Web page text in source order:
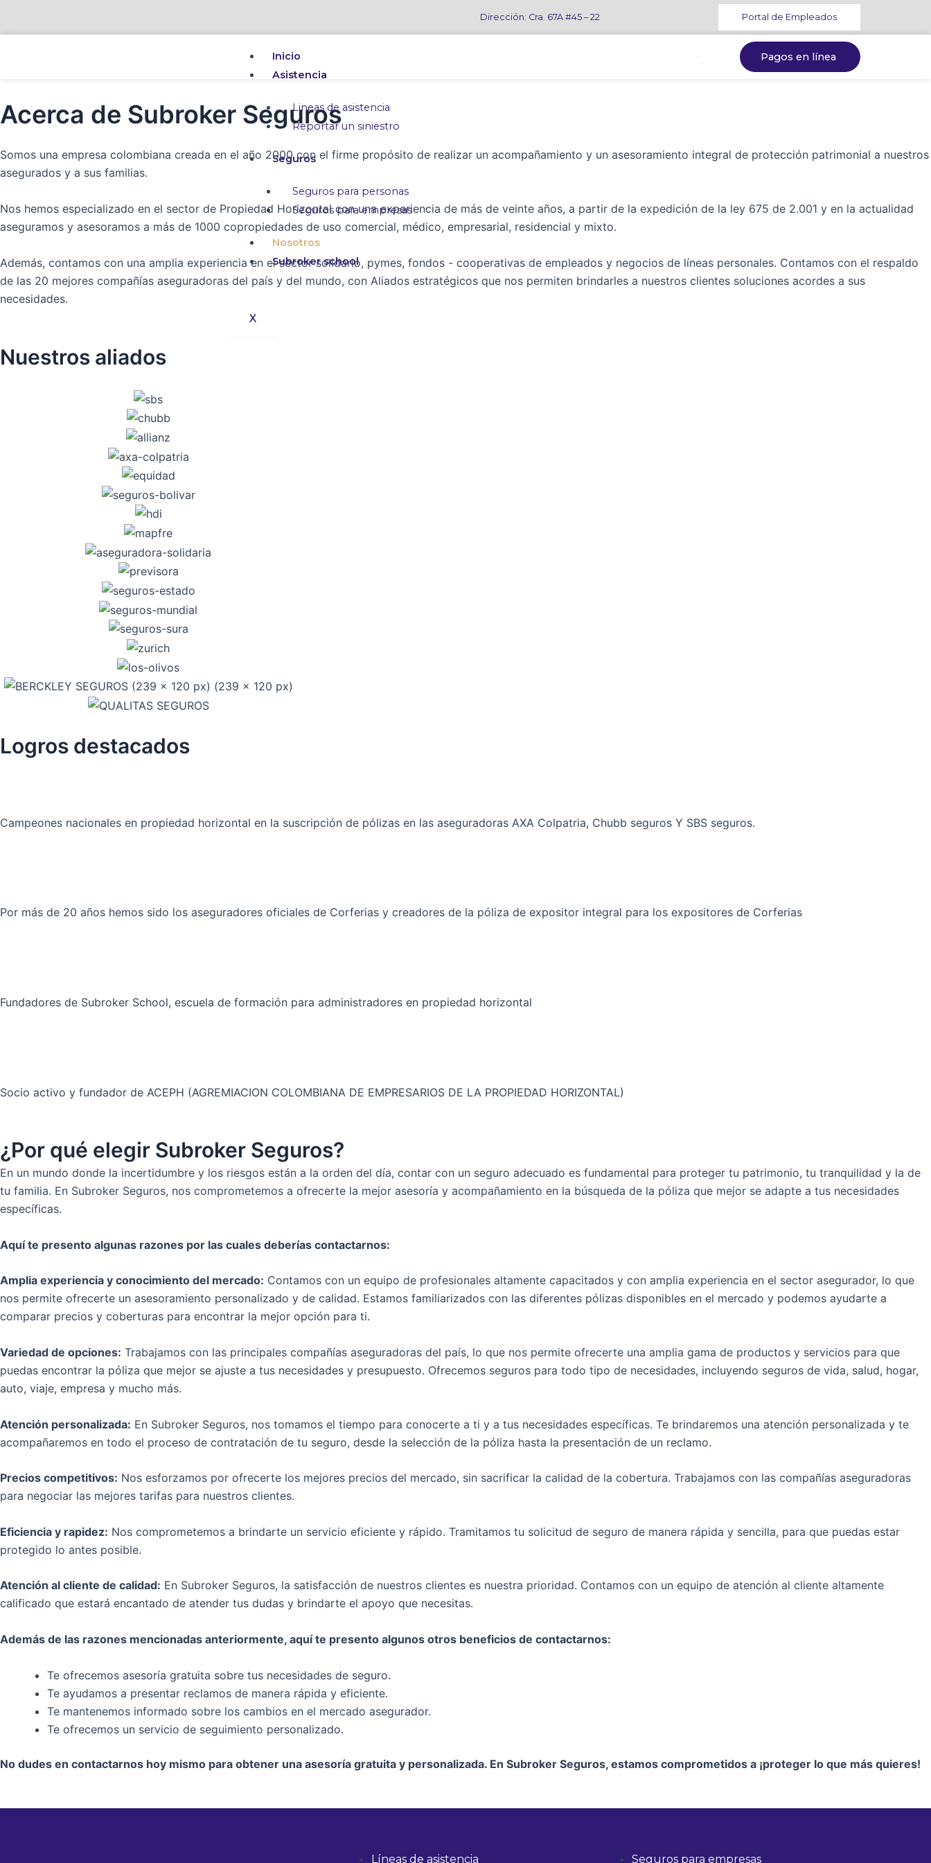
Dirección: Cra. 67A #45 – 22 Portal de Empleados
Inicio
Asistencia
Lineas de asistencia
Reportar un siniestro
Seguros
Seguros para personas
Seguros para empresas
Nosotros
Subroker school
X
Pagos en línea
Acerca de Subroker Seguros
Somos una empresa colombiana creada en el año 2000 con el firme propósito de realizar un acompañamiento y un asesoramiento integral de protección patrimonial a nuestros
asegurados y a sus familias.
Nos hemos especializado en el sector de Propiedad Horizontal con una experiencia de más de veinte años, a partir de la expedición de la ley 675 de 2.001 y en la actualidad
aseguramos y asesoramos a más de 1000 copropiedades de uso comercial, médico, empresarial, residencial y mixto.
Además, contamos con una amplia experiencia en el sector solidario, pymes, fondos - cooperativas de empleados y negocios de líneas personales. Contamos con el respaldo
de las 20 mejores compañías aseguradoras del país y del mundo, con Aliados estratégicos que nos permiten brindarles a nuestros clientes soluciones acordes a sus
necesidades.
Nuestros aliados
Logros destacados
Campeones nacionales en propiedad horizontal en la suscripción de pólizas en las aseguradoras AXA Colpatria, Chubb seguros Y SBS seguros.
Por más de 20 años hemos sido los aseguradores oficiales de Corferias y creadores de la póliza de expositor integral para los expositores de Corferias
Fundadores de Subroker School, escuela de formación para administradores en propiedad horizontal
Socio activo y fundador de ACEPH (AGREMIACION COLOMBIANA DE EMPRESARIOS DE LA PROPIEDAD HORIZONTAL)
¿Por qué elegir Subroker Seguros?
En un mundo donde la incertidumbre y los riesgos están a la orden del día, contar con un seguro adecuado es fundamental para proteger tu patrimonio, tu tranquilidad y la de
tu familia. En Subroker Seguros, nos comprometemos a ofrecerte la mejor asesoría y acompañamiento en la búsqueda de la póliza que mejor se adapte a tus necesidades
específicas.
Aquí te presento algunas razones por las cuales deberías contactarnos:
Amplia experiencia y conocimiento del mercado: Contamos con un equipo de profesionales altamente capacitados y con amplia experiencia en el sector asegurador, lo que
nos permite ofrecerte un asesoramiento personalizado y de calidad. Estamos familiarizados con las diferentes pólizas disponibles en el mercado y podemos ayudarte a
comparar precios y coberturas para encontrar la mejor opción para ti.
Variedad de opciones: Trabajamos con las principales compañías aseguradoras del país, lo que nos permite ofrecerte una amplia gama de productos y servicios para que
puedas encontrar la póliza que mejor se ajuste a tus necesidades y presupuesto. Ofrecemos seguros para todo tipo de necesidades, incluyendo seguros de vida, salud, hogar,
auto, viaje, empresa y mucho más.
Atención personalizada: En Subroker Seguros, nos tomamos el tiempo para conocerte a ti y a tus necesidades específicas. Te brindaremos una atención personalizada y te
acompañaremos en todo el proceso de contratación de tu seguro, desde la selección de la póliza hasta la presentación de un reclamo.
Precios competitivos: Nos esforzamos por ofrecerte los mejores precios del mercado, sin sacrificar la calidad de la cobertura. Trabajamos con las compañías aseguradoras
para negociar las mejores tarifas para nuestros clientes.
Eficiencia y rapidez: Nos comprometemos a brindarte un servicio eficiente y rápido. Tramitamos tu solicitud de seguro de manera rápida y sencilla, para que puedas estar
protegido lo antes posible.
Atención al cliente de calidad: En Subroker Seguros, la satisfacción de nuestros clientes es nuestra prioridad. Contamos con un equipo de atención al cliente altamente
calificado que estará encantado de atender tus dudas y brindarte el apoyo que necesitas.
Además de las razones mencionadas anteriormente, aquí te presento algunos otros beneficios de contactarnos:
Te ofrecemos asesoría gratuita sobre tus necesidades de seguro.
Te ayudamos a presentar reclamos de manera rápida y eficiente.
Te mantenemos informado sobre los cambios en el mercado asegurador.
Te ofrecemos un servicio de seguimiento personalizado.
No dudes en contactarnos hoy mismo para obtener una asesoría gratuita y personalizada. En Subroker Seguros, estamos comprometidos a ¡proteger lo que más quieres!
Líneas de asistencia Seguros para empresas